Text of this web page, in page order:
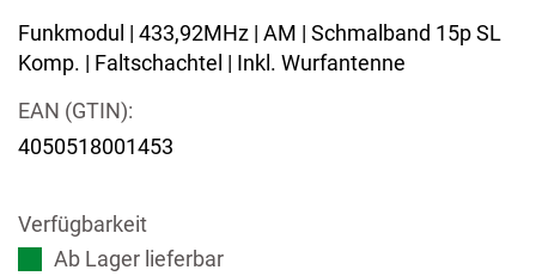
Funkmodul | 433,92MHz | AM | Schmalband 15p SL
Komp. | Faltschachtel | Inkl. Wurfantenne
EAN (GTIN):
4050518001453
Verfügbarkeit
Ab Lager lieferbar